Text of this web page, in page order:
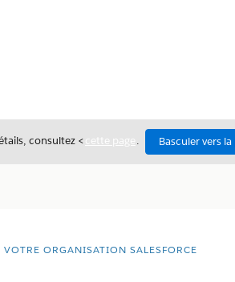
consultez <cette page . Basculer vers
ORGANISATION SALESFORCE